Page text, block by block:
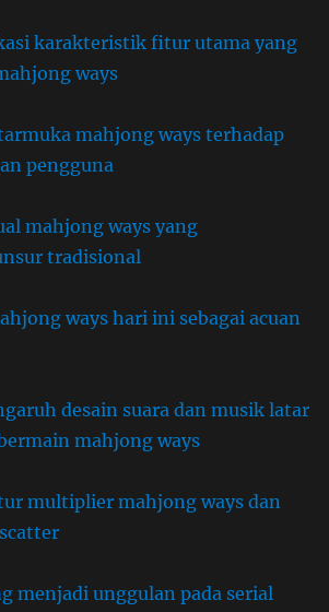
karakteristik fitur utama yang
ways
mahjong ways terhadap
pengguna
mahjong ways yang
tradisional
ways hari ini sebagai acuan
desain suara dan musik latar
mahjong ways
multiplier mahjong ways dan
menjadi unggulan pada serial